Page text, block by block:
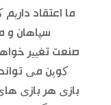
ما اعتقاد
سپاهان و
صنعت تغییر
کوپن می
بازی هر بازی